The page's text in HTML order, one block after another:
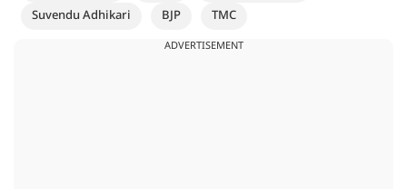
Suvendu Adhikari
BJP TMC
ADVERTISEMENT